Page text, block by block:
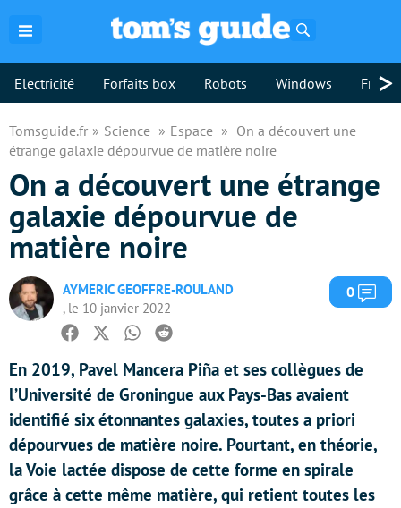
Electricité Forfaits box Robots Windows >
Tomsguide.fr Science Espace
On a découvert une
étrange galaxie dépourvue de matière noire
On a découvert une étrange
galaxie dépourvue de
matière noire
AYMERIC GEOFFRE-ROULAND
, le 10 janvier 2022
0
Facebook
TwitterWhatsapp
Reddit
En 2019, Pavel Mancera Piña et ses collègues de
l’Université de Groningue aux Pays-Bas avaient
identifié six étonnantes galaxies, toutes a priori
dépourvues de matière noire. Pourtant, en théorie,
la Voie lactée dispose de cette forme en spirale
grâce à cette même matière, qui retient toutes les